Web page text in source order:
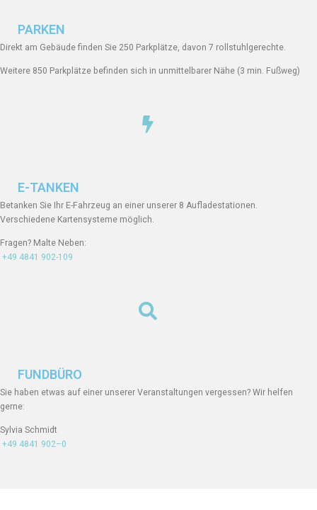
PARKEN
Direkt am Gebäude finden Sie 250 Parkplätze, davon 7 rollstuhlgerechte.
Weitere 850 Parkplätze befinden sich in unmittelbarer Nähe (3 min. Fußweg)
E-TANKEN
Betanken Sie Ihr E-Fahrzeug an einer unserer 8 Aufladestationen.
Verschiedene Kartensysteme möglich.
Fragen? Malte Neben:
+49 4841 902-109
FUNDBÜRO
Sie haben etwas auf einer unserer Veranstaltungen vergessen? Wir helfen
gerne:
Sylvia Schmidt
+49 4841 902–0